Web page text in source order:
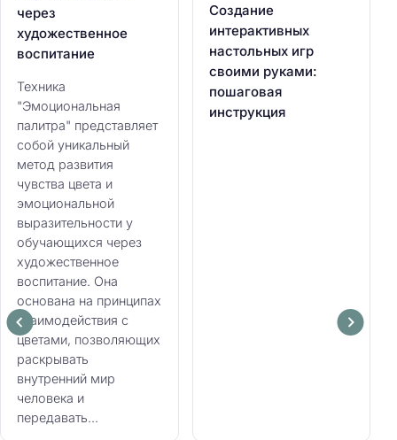
через
художественное
воспитание
Техника
"Эмоциональная
палитра" представляет
собой уникальный
метод развития
чувства цвета и
эмоциональной
выразительности у
обучающихся через
художественное
воспитание. Она
основана на принципах
взаимодействия с
цветами, позволяющих
раскрывать
внутренний мир
человека и
передавать...
Создание
интерактивных
настольных игр
своими руками:
пошаговая
инструкция